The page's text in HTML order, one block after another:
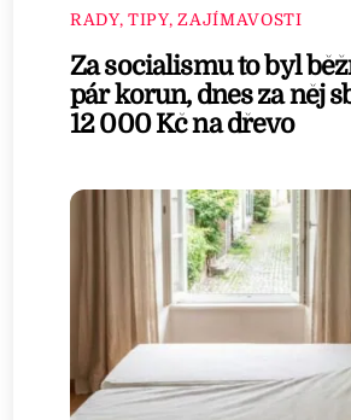
RADY, TIPY, ZAJÍMAVOSTI
Za socialismu to byl
pár korun, dnes za něj
12 000 Kč na dřevo